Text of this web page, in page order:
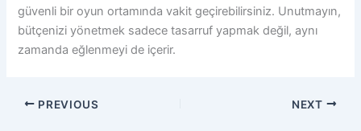
güvenli bir oyun ortamında vakit geçirebilirsiniz. Unutmayın,
bütçenizi yönetmek sadece tasarruf yapmak değil, aynı
zamanda eğlenmeyi de içerir.
PREVIOUS NEXT